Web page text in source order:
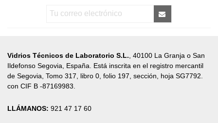
Vidrios Técnicos de Laboratorio S.L. , 40100 La Granja o San
Ildefonso Segovia, España. Está inscrita en el registro mercantil
de Segovia, Tomo 317, libro 0, folio 197, sección, hoja SG7792.
con CIF B -87169983.
LLÁMANOS: 921 47 17 60